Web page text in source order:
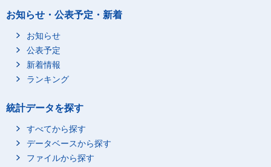
お知らせ・公表予定・新着
お知らせ
公表予定
新着情報
ランキング
統計データを探す
すべてから探す
データベースから探す
ファイルから探す